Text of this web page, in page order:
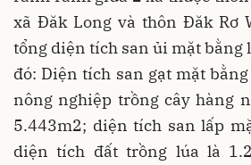
xã Đăk Long và thôn Đăk Rơ
tổng diện tích san ủi mặt bằng
đó: Diện tích san gạt mặt
nông nghiệp trồng cây hàng
5.443m2; diện tích san lấp
diện tích đất trồng lúa là